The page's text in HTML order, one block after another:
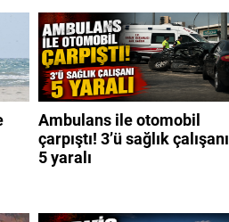
Ambulans ile otomobil
çarpıştı! 3’ü sağlık çalışanı
5 yaralı